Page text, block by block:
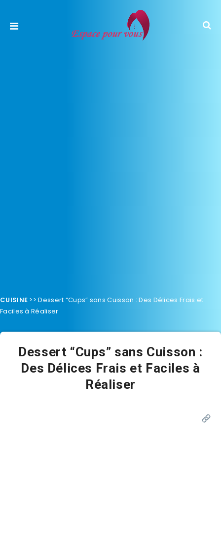
CUISINE >>Dessert “Cups” sans Cuisson : Des Délices Frais et
Faciles à Réaliser
Dessert “Cups” sans Cuisson :
Des Délices Frais et Faciles à
Réaliser